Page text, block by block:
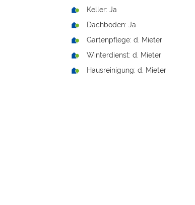
Keller: Ja
Dachboden: Ja
Gartenpflege: d. Mieter
Winterdienst: d. Mieter
Hausreinigung: d. Mieter